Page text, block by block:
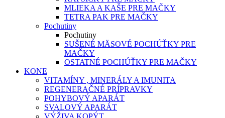
MLIEKA A KAŠE PRE MAČKY
TETRA PAK PRE MAČKY
Pochutiny
Pochutiny
SUŠENÉ MÄSOVÉ POCHÚŤKY PRE
MAČKY
OSTATNÉ POCHÚŤKY PRE MAČKY
KONE
VITAMÍNY , MINERÁLY A IMUNITA
REGENERAČNÉ PRÍPRAVKY
POHYBOVÝ APARÁT
SVALOVÝ APARÁT
VÝŽIVA KOPÝT